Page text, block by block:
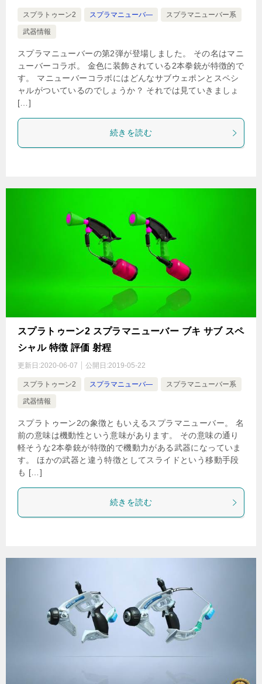
スプラトゥーン2 スプラマニューバ― スプラマニューバー系
武器情報
スプラマニューバーの第2弾が登場しました。 その名はマニ
ューバーコラボ。 金色に装飾されている2本拳銃が特徴的で
す。 マニューバーコラボにはどんなサブウェポンとスペシ
ャルがついているのでしょうか？ それでは見ていきましょ
[…]
続きを読む
スプラトゥーン2 スプラマニューバー ブキ サブ スペ
シャル 特徴 評価 射程
更新日:2020-06-07 公開日:2019-05-22
スプラトゥーン2 スプラマニューバ― スプラマニューバー系
武器情報
スプラトゥーン2の象徴ともいえるスプラマニューバー。 名
前の意味は機動性という意味があります。 その意味の通り
軽そうな2本拳銃が特徴的で機動力がある武器になっていま
す。 ほかの武器と違う特徴としてスライドという移動手段
も […]
続きを読む